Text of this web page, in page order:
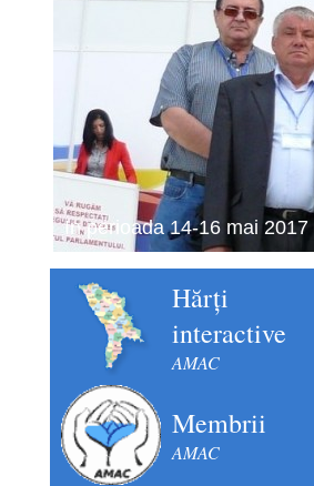
Schimbul de experiență în
septembrie 2018).
Hărți
interactive
AMAC
Membrii
AMAC